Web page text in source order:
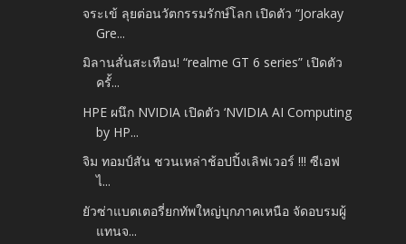
จระเข้ ลุยต่อนวัตกรรมรักษ์โลก เปิดตัว “Jorakay
Gre...
มิลานสั่นสะเทือน! “realme GT 6 series” เปิดตัว
ครั้...
HPE ผนึก NVIDIA เปิดตัว ‘NVIDIA AI Computing
by HP...
จิม ทอมป์สัน ชวนเหล่าช้อปปิ้งเลิฟเวอร์ !!! ซีเอฟ
ไ...
ยัวซ่าแบตเตอรี่ยกทัพใหญ่บุกภาคเหนือ จัดอบรมผู้
แทนจ...